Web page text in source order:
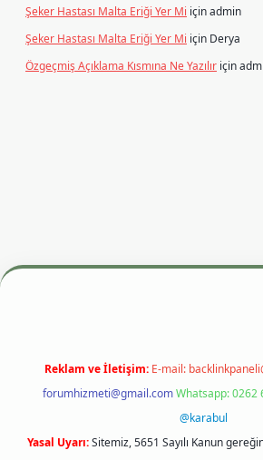
Şeker Hastası Malta Eriği Yer Mi içinadmin
Şeker Hastası Malta Eriği Yer Mi için Derya
Özgeçmiş Açıklama Kısmına Ne Yazılır için
betexper.xyzm elexbet
Reklam ve İletişim: E-mail:
forumhizmeti@gmail.comWhatsapp: 0262
@karabul
Yasal Uyarı:Sitemiz, 5651 Sayılı Kanun